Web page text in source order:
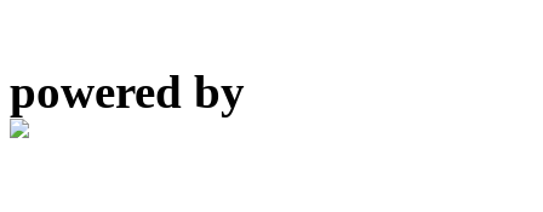
powered by